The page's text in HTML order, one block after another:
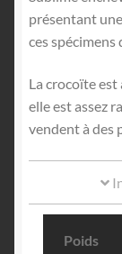
présentant
ces spécimens
La crocoïte est
elle est assez
vendent à des
Poids